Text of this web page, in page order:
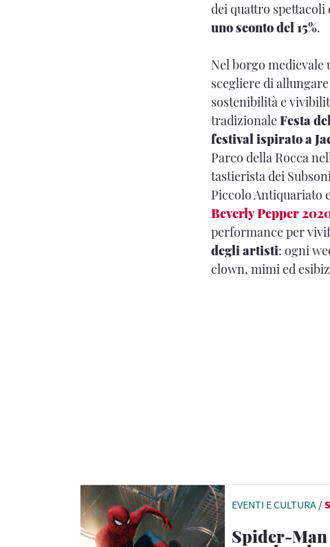
dei quattro spettacoli
uno sconto del 15%.
Nel borgo
scegliere di
sostenibilità e
tradizionaleFesta
festival ispirato a
Parco della Rocca
tastierista dei
Piccolo Antiquariato
Beverly Pepper
performance per
degli artisti: ogni
clown, mimi ed
EVENTI E CULTURA /
Spider-